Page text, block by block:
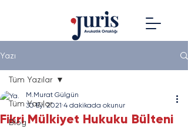
Yazı
Tüm Yazılar
Blog
Tüm Yazılar
Fikri Mülkiyet Hukuku Bülteni
M.Murat Gülgün
30 Eyl 2021 4 dakikada okunur